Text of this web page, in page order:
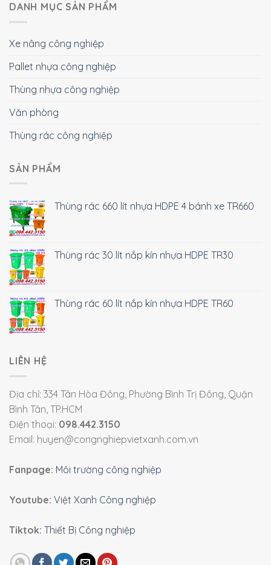
DANH MỤC SẢN PHẨM
Xe nâng công nghiệp
Pallet nhựa công nghiệp
Thùng nhựa công nghiệp
Văn phòng
Thùng rác công nghiệp
SẢN PHẨM
Thùng rác 660 lít nhựa HDPE 4 bánh xe TR660
Thùng rác 30 lít nắp kín nhựa HDPE TR30
Thùng rác 60 lít nắp kín nhựa HDPE TR60
LIÊN HỆ
Địa chỉ: 334 Tân Hòa Đông, Phường Bình Trị Đông, Quận
Bình Tân, TP.HCM
Điện thoại: 098.442.3150
Email: huyen@congnghiepvietxanh.com.vn
Fanpage: Môi trường công nghiệp
Youtube: Việt Xanh Công nghiệp
Tiktok: Thiết Bị Công nghiệp